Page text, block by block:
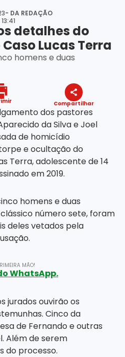
- DA REDAÇÃO
detalhes do
Lucas Terra
homens e duas
Compartilhar
dos pastores
da Silva e Joel
de homicídio
e ocultação do
Terra, adolescente de 14
em 2019.
homens e duas
número sete, foram
deles vetados pela
MÃO!
WhatsApp.
jurados ouvirão os
Cinco da
de Fernando e outras
Além de serem
do processo.